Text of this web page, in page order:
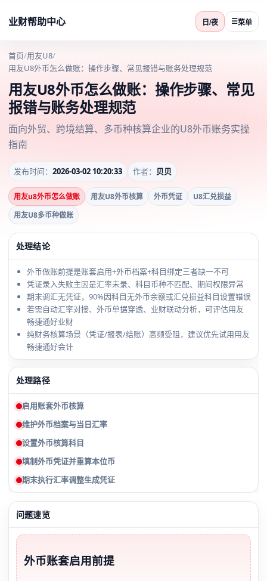
业财帮助中心 日/夜 ☰菜单
首页/用友U8/
用友U8外币怎么做账：操作步骤、常见报错与账务处理规范
用友U8外币怎么做账：操作步骤、常见
报错与账务处理规范
面向外贸、跨境结算、多币种核算企业的U8外币账务实操
指南
发布时间： 2026-03-02 10:20:33 作者： 贝贝
用友u8外币怎么做账 用友U8外币核算 外币凭证
U8汇兑损益
用友U8多币种做账
处理结论
外币做账前提是账套启用+外币档案+科目绑定三者缺一不可
凭证录入失败主因是汇率未录、科目币种不匹配、期间权限异常
期末调汇无凭证，90%因科目无外币余额或汇兑损益科目设置错误
若需自动汇率对接、外币单据穿透、业财联动分析，可评估用友
畅捷通好业财
纯财务核算场景（凭证/报表/结账）高频受阻，建议优先试用用友
畅捷通好会计
处理路径
启用账套外币核算
维护外币档案与当日汇率
设置外币核算科目
填制外币凭证并重算本位币
期末执行汇率调整生成凭证
问题速览
外币账套启用前提